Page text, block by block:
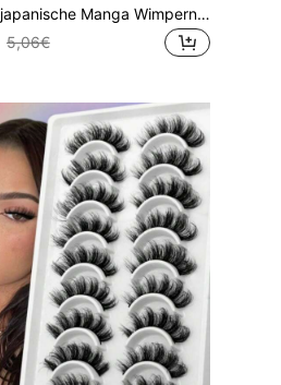
5 Paar japanische Manga Wimpern, spitze Anime Wimpern mit dünnem transparentem Band, natürlicher Schwung & spitze Enden für süßen Puppenaugen-Effekt, für Alltag, Cosplay & Anime Make-up, Anfänger-freundliches Wimpern Set
5,06€